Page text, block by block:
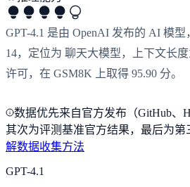
GPT-4.1 是由 OpenAI 发布的 AI 模型
14，定位为 聊天大模型，上下文长
许可，在 GSM8K 上取得 95.90 分。
数据优先来自官方发布（GitHub、
其次为评测基准官方结果，最后为第
解数据收集方法
GPT-4.1